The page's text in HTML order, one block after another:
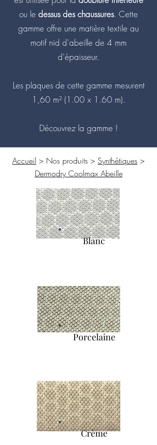
ou le dessus des chaussures. Cette
gamme offre une matière textile au
motif nid d'abeille de 4 mm
d'épaisseur.
Les plaques de cette gamme mesurent
1,60 m² (1.00 x 1.60 m).
Découvrez la gamme !
Accueil > Nos produits > Synthétiques >
Dermodry Coolmax Abeille
Blanc
Porcelaine
Crème